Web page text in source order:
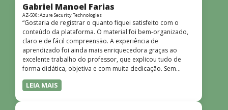
quem não tem uma bagagem técnica muito avançada.”
Gabriel Manoel Farias
AZ-500: Azure Security Technologies
“Gostaria de registrar o quanto fiquei satisfeito com o
conteúdo da plataforma. O material foi bem-organizado,
claro e de fácil compreensão. A experiência de
aprendizado foi ainda mais enriquecedora graças ao
excelente trabalho do professor, que explicou tudo de
forma didática, objetiva e com muita dedicação. Sem
dúvida, foi uma jornada de muito aprendizado!”
LEIA MAIS